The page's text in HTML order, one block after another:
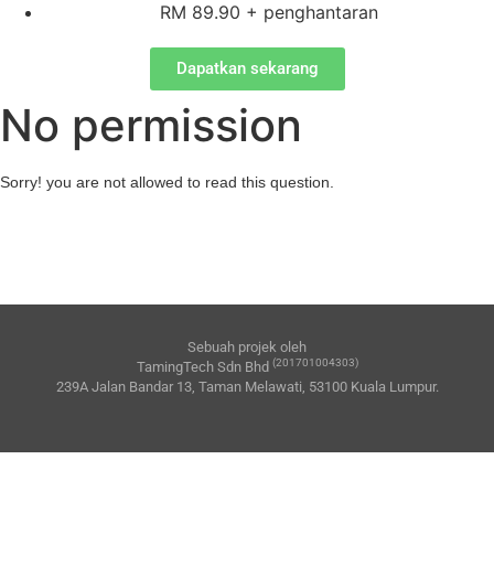
RM 89.90 + penghantaran
Dapatkan sekarang
No permission
Sorry! you are not allowed to read this question.
Sebuah projek oleh
TamingTech Sdn Bhd (201701004303)
239A Jalan Bandar 13, Taman Melawati, 53100 Kuala Lumpur.